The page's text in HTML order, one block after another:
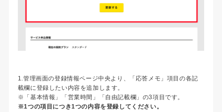
1.管理画面の登録情報ページ中央より、「応答メモ」項目の各記
載欄に登録したい内容を追加します。
※「基本情報」「営業時間」「自由記載欄」の3項目です。
※1つの項目につき1つの内容を登録してください。